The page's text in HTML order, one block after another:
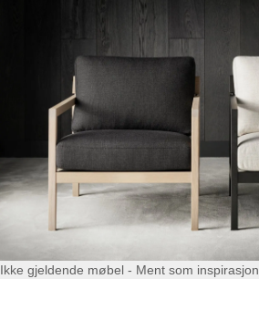
Ikke gjeldende møbel - Ment som inspirasjon